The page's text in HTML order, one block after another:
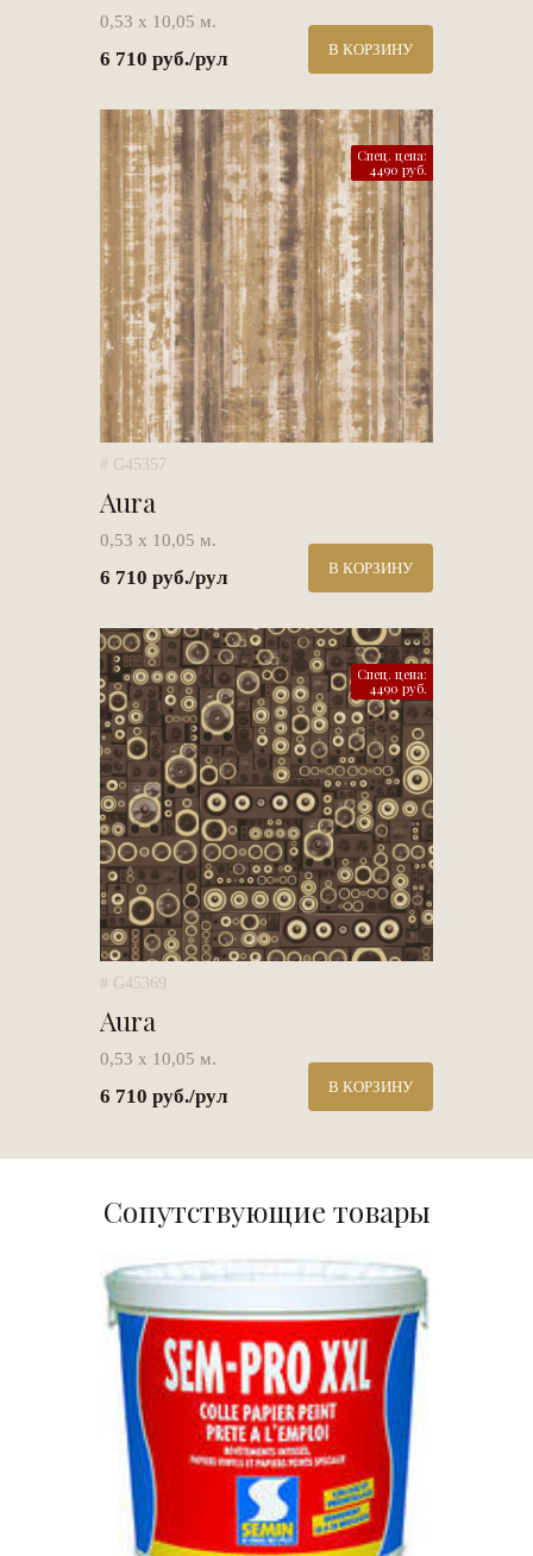
0,53 х 10,05 м.
6 710 руб./рул В КОРЗИНУ
Спец. цена:
4490 руб.
# G45357
Aura
0,53 х 10,05 м.
6 710 руб./рул В КОРЗИНУ
Спец. цена:
4490 руб.
# G45369
Aura
0,53 х 10,05 м.
6 710 руб./рул В КОРЗИНУ
Сопутствующие товары